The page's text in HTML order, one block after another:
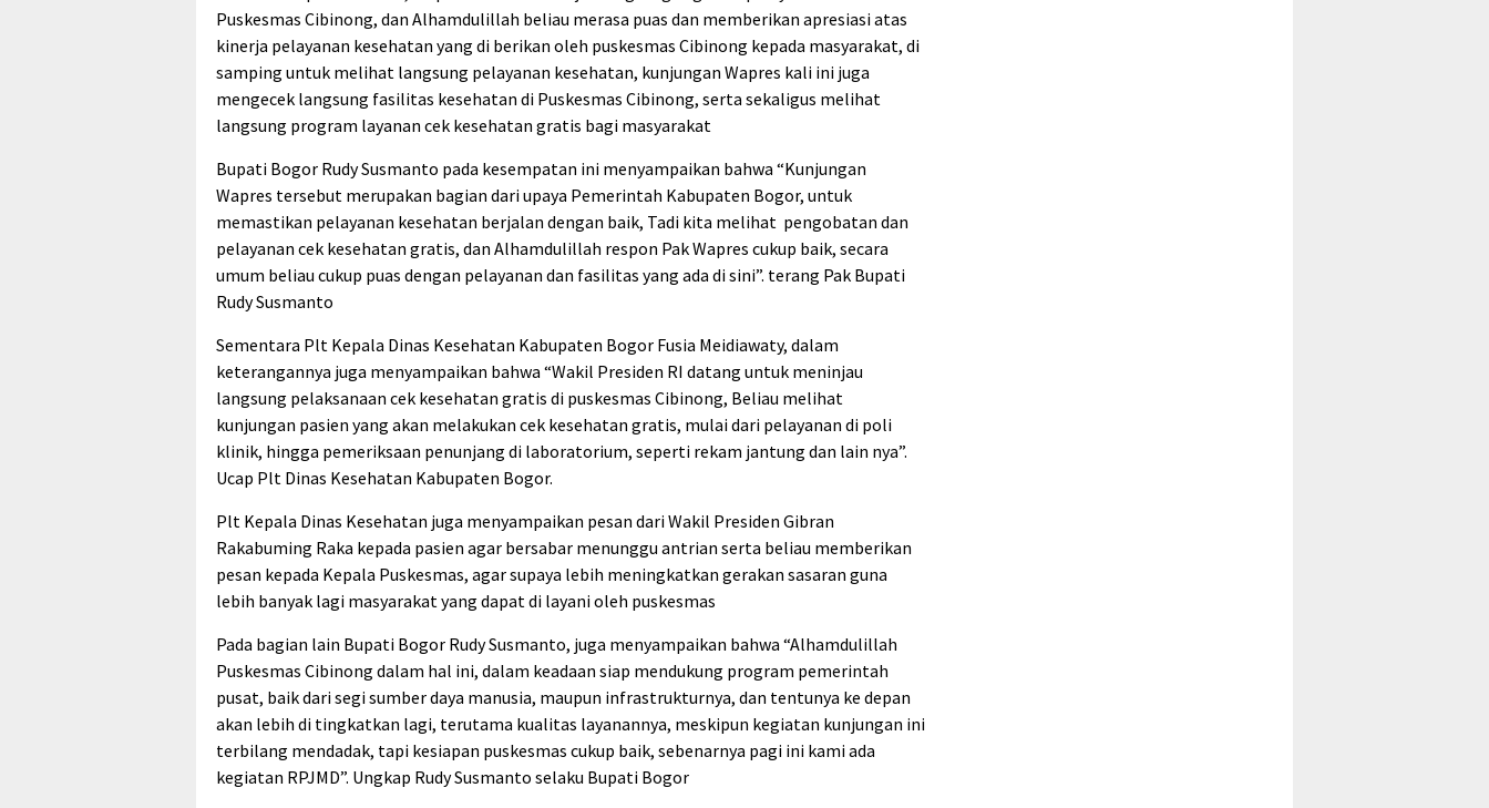
Puskesmas Cibinong, dan Alhamdulillah beliau merasa puas dan memberikan apresiasi atas
kinerja pelayanan kesehatan yang di berikan oleh puskesmas Cibinong kepada masyarakat, di
samping untuk melihat langsung pelayanan kesehatan, kunjungan Wapres kali ini juga
mengecek langsung fasilitas kesehatan di Puskesmas Cibinong, serta sekaligus melihat
langsung program layanan cek kesehatan gratis bagi masyarakat
Bupati Bogor Rudy Susmanto pada kesempatan ini menyampaikan bahwa “Kunjungan
Wapres tersebut merupakan bagian dari upaya Pemerintah Kabupaten Bogor, untuk
memastikan pelayanan kesehatan berjalan dengan baik, Tadi kita melihat pengobatan dan
pelayanan cek kesehatan gratis, dan Alhamdulillah respon Pak Wapres cukup baik, secara
umum beliau cukup puas dengan pelayanan dan fasilitas yang ada di sini”. terang Pak Bupati
Rudy Susmanto
Sementara Plt Kepala Dinas Kesehatan Kabupaten Bogor Fusia Meidiawaty, dalam
keterangannya juga menyampaikan bahwa “Wakil Presiden RI datang untuk meninjau
langsung pelaksanaan cek kesehatan gratis di puskesmas Cibinong, Beliau melihat
kunjungan pasien yang akan melakukan cek kesehatan gratis, mulai dari pelayanan di poli
klinik, hingga pemeriksaan penunjang di laboratorium, seperti rekam jantung dan lain nya”.
Ucap Plt Dinas Kesehatan Kabupaten Bogor.
Plt Kepala Dinas Kesehatan juga menyampaikan pesan dari Wakil Presiden Gibran
Rakabuming Raka kepada pasien agar bersabar menunggu antrian serta beliau memberikan
pesan kepada Kepala Puskesmas, agar supaya lebih meningkatkan gerakan sasaran guna
lebih banyak lagi masyarakat yang dapat di layani oleh puskesmas
Pada bagian lain Bupati Bogor Rudy Susmanto, juga menyampaikan bahwa “Alhamdulillah
Puskesmas Cibinong dalam hal ini, dalam keadaan siap mendukung program pemerintah
pusat, baik dari segi sumber daya manusia, maupun infrastrukturnya, dan tentunya ke depan
akan lebih di tingkatkan lagi, terutama kualitas layanannya, meskipun kegiatan kunjungan ini
terbilang mendadak, tapi kesiapan puskesmas cukup baik, sebenarnya pagi ini kami ada
kegiatan RPJMD”. Ungkap Rudy Susmanto selaku Bupati Bogor